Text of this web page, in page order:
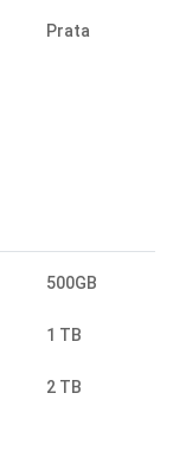
Prata
500GB
1 TB
2 TB